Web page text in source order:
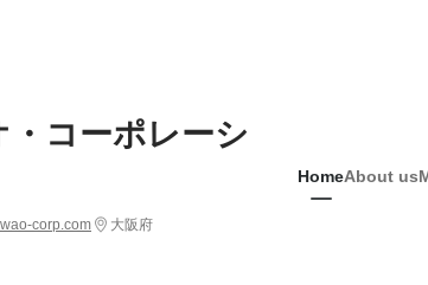
コーポレーシ
corp.com 大阪府
HomeAbout us